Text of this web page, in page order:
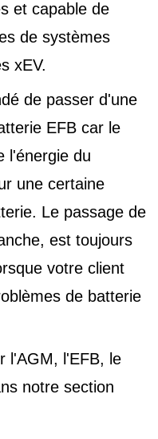
et capable de
de systèmes
xEV.
de passer d'une
EFB car le
l'énergie du
une certaine
Le passage de
est toujours
votre client
de batterie
l'AGM, l'EFB, le
notre section